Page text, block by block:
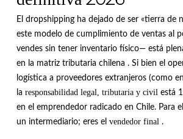
El dropshipping ha dejado de ser «tierra de
este modelo de cumplimiento de ventas al
vendes sin tener inventario físico— está
en la matriz tributaria chilena . Si bien el
logística a proveedores extranjeros (como
la responsabilidad legal, tributaria y civilestá
en el emprendedor radicado en Chile. Para
un intermediario; eres el vendedor final .